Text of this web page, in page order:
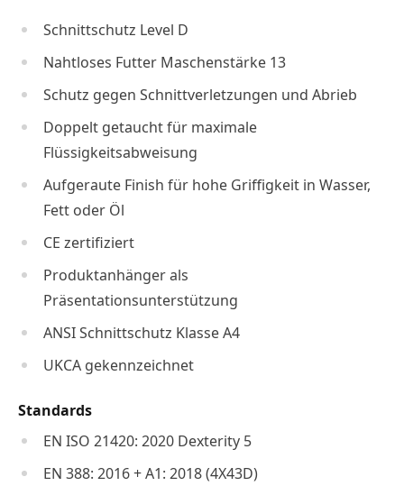
Schnittschutz Level D
Nahtloses Futter Maschenstärke 13
Schutz gegen Schnittverletzungen und Abrieb
Doppelt getaucht für maximale
Flüssigkeitsabweisung
Aufgeraute Finish für hohe Griffigkeit in Wasser,
Fett oder Öl
CE zertifiziert
Produktanhänger als
Präsentationsunterstützung
ANSI Schnittschutz Klasse A4
UKCA gekennzeichnet
Standards
EN ISO 21420: 2020 Dexterity 5
EN 388: 2016 + A1: 2018 (4X43D)